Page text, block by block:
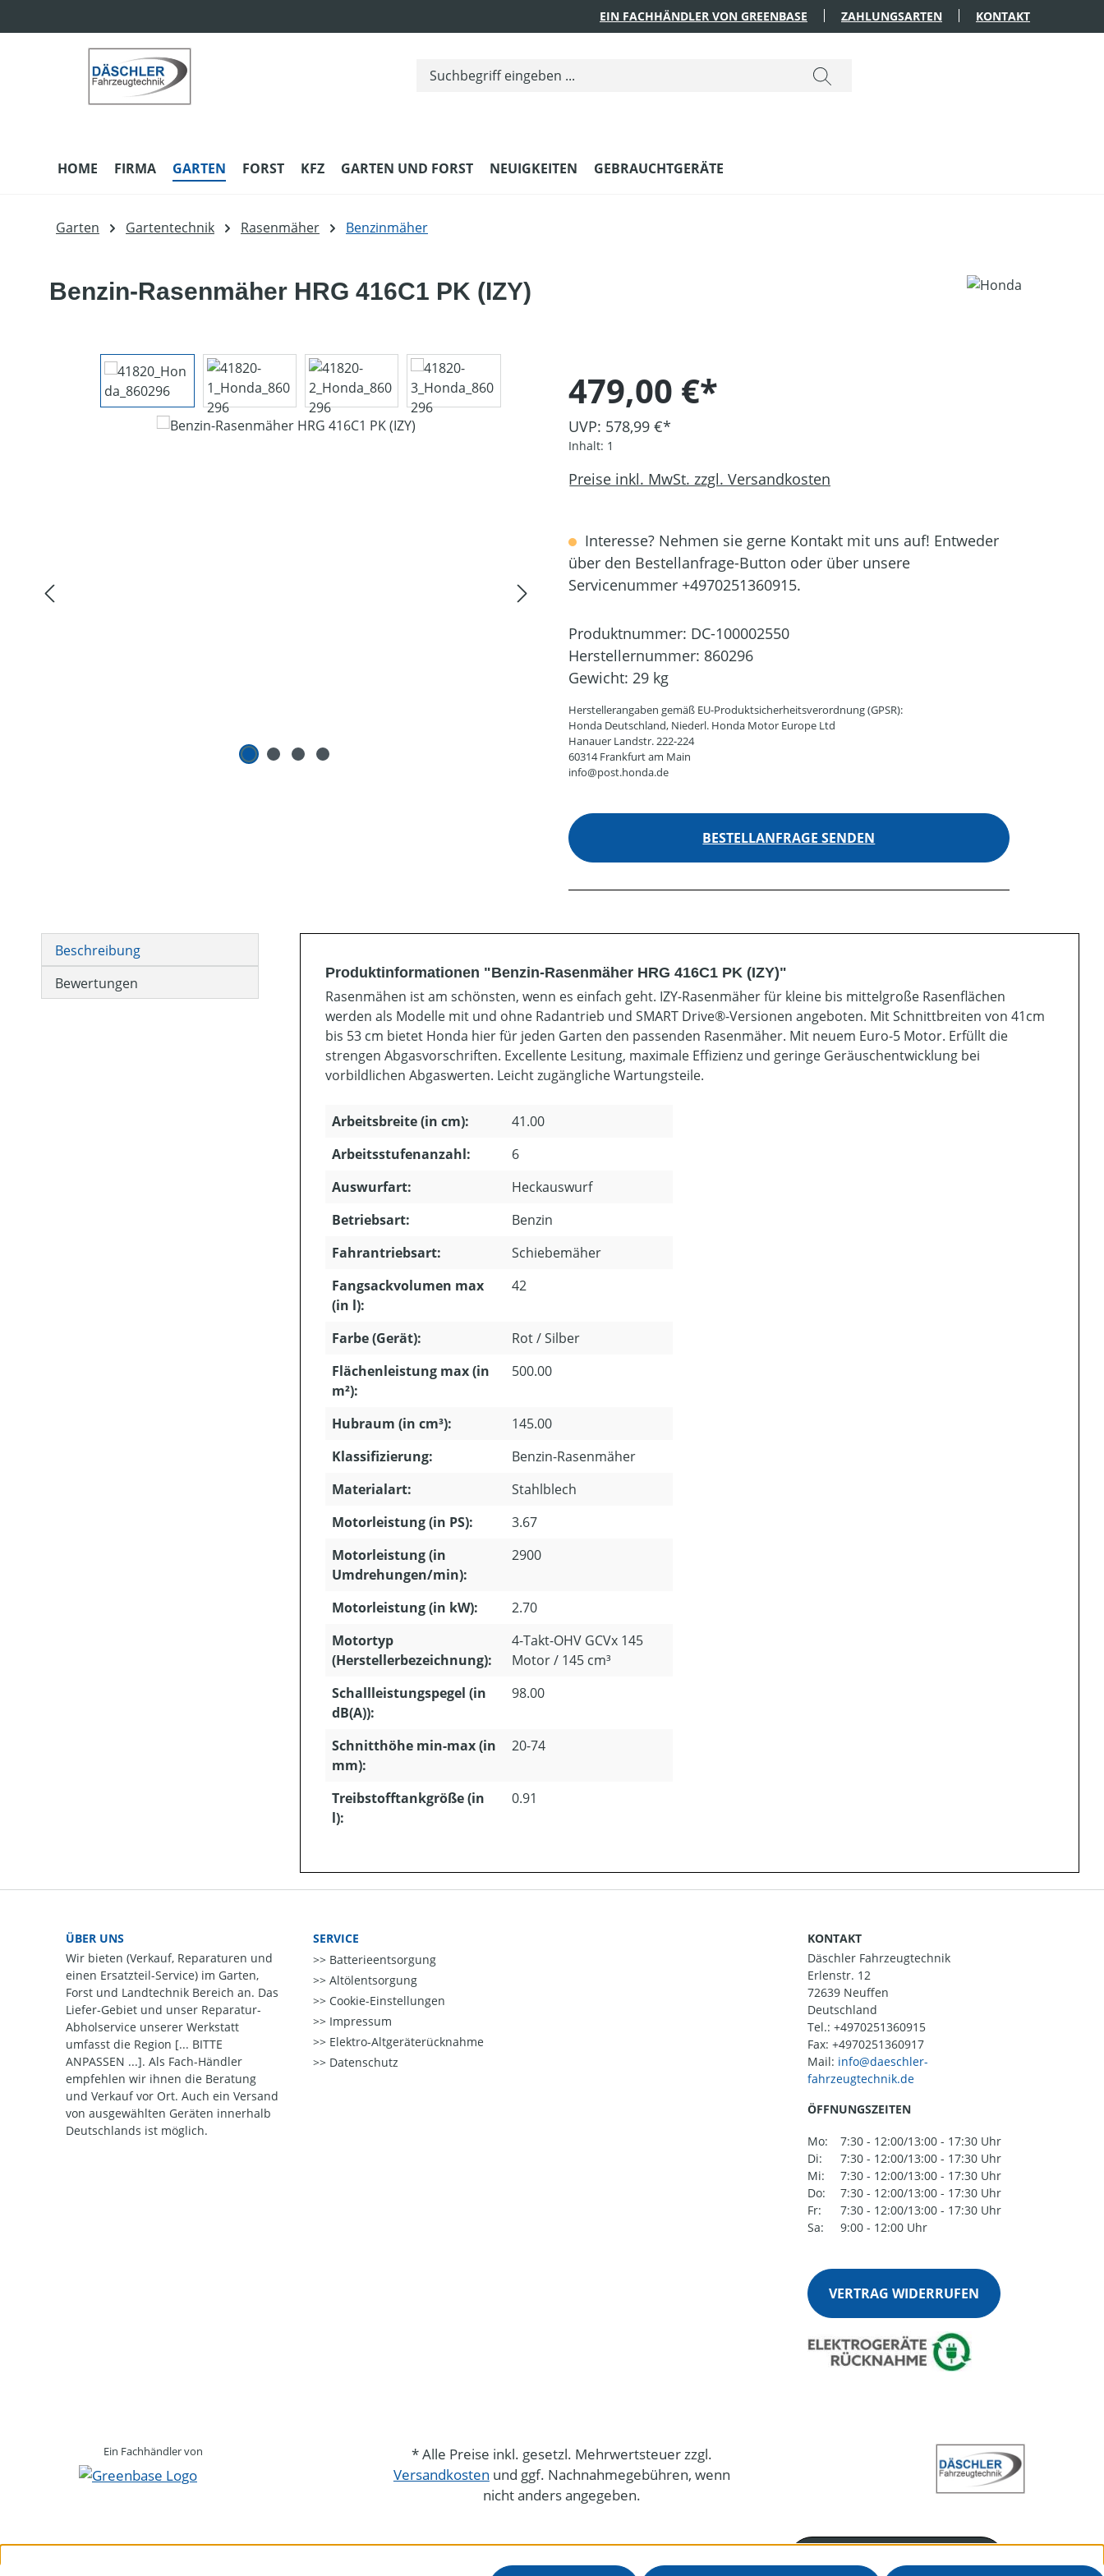
EIN FACHHÄNDLER VON GREENBASE ZAHLUNGSARTEN KONTAKT
HOME FIRMA GARTEN FORST KFZ GARTEN UND FORST NEUIGKEITEN GEBRAUCHTGERÄTE
Garten Gartentechnik Rasenmäher Benzinmäher
Benzin-Rasenmäher HRG 416C1 PK (IZY)
Bildergalerie überspringen
479,00 €*
UVP: 578,99 €*
Inhalt: 1
Preise inkl. MwSt. zzgl. Versandkosten
Interesse? Nehmen sie gerne Kontakt mit uns auf! Entweder
über den Bestellanfrage-Button oder über unsere
Servicenummer +4970251360915.
Produktnummer: DC-100002550
Herstellernummer: 860296
Gewicht: 29 kg
Herstellerangaben gemäß EU-Produktsicherheitsverordnung (GPSR):
Honda Deutschland, Niederl. Honda Motor Europe Ltd
Hanauer Landstr. 222-224
60314 Frankfurt am Main
info@post.honda.de
BESTELLANFRAGE SENDEN
Beschreibung
Bewertungen
Produktinformationen "Benzin-Rasenmäher HRG 416C1 PK (IZY)"
Rasenmähen ist am schönsten, wenn es einfach geht. IZY-Rasenmäher für kleine bis mittelgroße Rasenflächen
werden als Modelle mit und ohne Radantrieb und SMART Drive®-Versionen angeboten. Mit Schnittbreiten von 41cm
bis 53 cm bietet Honda hier für jeden Garten den passenden Rasenmäher. Mit neuem Euro-5 Motor. Erfüllt die
strengen Abgasvorschriften. Excellente Lesitung, maximale Effizienz und geringe Geräuschentwicklung bei
vorbildlichen Abgaswerten. Leicht zugängliche Wartungsteile.
Arbeitsbreite (in cm):
41.00
Arbeitsstufenanzahl:
6
Auswurfart:
Heckauswurf
Betriebsart:
Benzin
Fahrantriebsart:
Schiebemäher
Fangsackvolumen max
(in l):
42
Farbe (Gerät):
Rot / Silber
Flächenleistung max (in
m²):
500.00
Hubraum (in cm³):
145.00
Klassifizierung:
Benzin-Rasenmäher
Materialart:
Stahlblech
Motorleistung (in PS):
3.67
Motorleistung (in
Umdrehungen/min):
2900
Motorleistung (in kW):
2.70
Motortyp
(Herstellerbezeichnung):
4-Takt-OHV GCVx 145
Motor / 145 cm³
Schallleistungspegel (in
dB(A)):
98.00
Schnitthöhe min-max (in
mm):
20-74
Treibstofftankgröße (in
l):
0.91
ÜBER UNS
Wir bieten (Verkauf, Reparaturen und
einen Ersatzteil-Service) im Garten,
Forst und Landtechnik Bereich an. Das
Liefer-Gebiet und unser Reparatur-
Abholservice unserer Werkstatt
umfasst die Region [... BITTE
ANPASSEN ...]. Als Fach-Händler
empfehlen wir ihnen die Beratung
und Verkauf vor Ort. Auch ein Versand
von ausgewählten Geräten innerhalb
Deutschlands ist möglich.
SERVICE
Batterieentsorgung
Altölentsorgung
Cookie-Einstellungen
Impressum
Elektro-Altgeräterücknahme
Datenschutz
KONTAKT
Däschler Fahrzeugtechnik
Erlenstr. 12
72639 Neuffen
Deutschland
Tel.: +4970251360915
Fax: +4970251360917
Mail:
ÖFFNUNGSZEITEN
Mo:
7:30 - 12:00/13:00 - 17:30 Uhr
Di:
7:30 - 12:00/13:00 - 17:30 Uhr
Mi:
7:30 - 12:00/13:00 - 17:30 Uhr
Do:
7:30 - 12:00/13:00 - 17:30 Uhr
Fr:
7:30 - 12:00/13:00 - 17:30 Uhr
Sa:
9:00 - 12:00 Uhr
VERTRAG WIDERRUFEN
Ein Fachhändler von
* Alle Preise inkl. gesetzl. Mehrwertsteuer zzgl.
Versandkosten und ggf. Nachnahmegebühren, wenn
nicht anders angegeben.